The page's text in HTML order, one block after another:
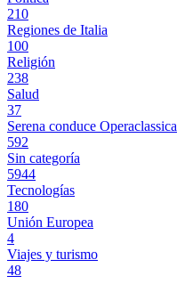
210
Regiones de Italia
100
Religión
238
Salud
37
Serena conduce Operaclassica
592
Sin categoría
5944
Tecnologías
180
Unión Europea
4
Viajes y turismo
48